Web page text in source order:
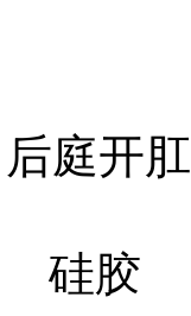
庭开
硅胶